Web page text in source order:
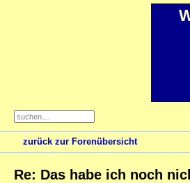
zurück zur Forenübersicht
Re: Das habe ich noch